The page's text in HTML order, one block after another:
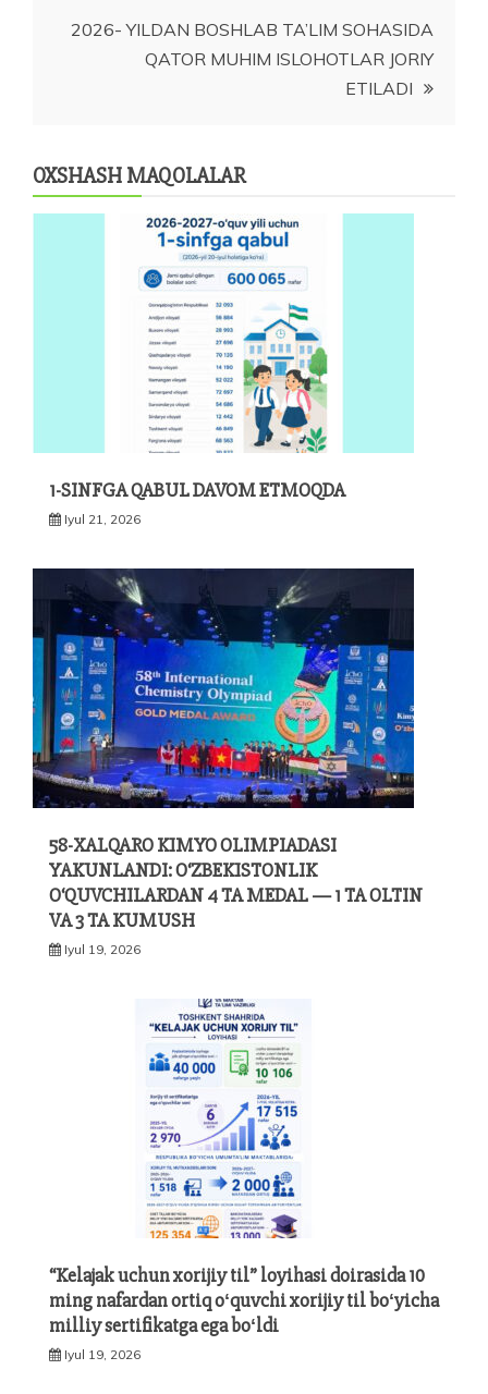
2026- YILDAN BOSHLAB TA’LIM SOHASIDA
QATOR MUHIM ISLOHOTLAR JORIY
ETILADI
OXSHASH MAQOLALAR
1-SINFGA QABUL DAVOM ETMOQDA
Iyul 21, 2026
58-XALQARO KIMYO OLIMPIADASI
YAKUNLANDI: O‘ZBEKISTONLIK
O‘QUVCHILARDAN 4 TA MEDAL — 1 TA OLTIN
VA 3 TA KUMUSH
Iyul 19, 2026
“Kelajak uchun xorijiy til” loyihasi doirasida 10
ming nafardan ortiq oʻquvchi xorijiy til boʻyicha
milliy sertifikatga ega boʻldi
Iyul 19, 2026